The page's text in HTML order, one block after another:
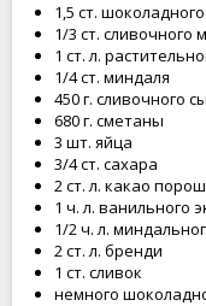
1,5 ст.
1/3 ст. сливочного
1 ст. л.
1/4 ст. миндаля
450 г. сливочного
680 г. сметаны
3 шт. яйца
3/4 ст. сахара
2 ст. л. какао
1 ч. л. ванильного
1/2 ч. л.
2 ст. л. бренди
1 ст. сливок
немного